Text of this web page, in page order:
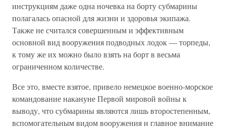
инструкциям даже одна ночевка на борту субмарины
полагалась опасной для жизни и здоровья экипажа.
Также не считался совершенным и эффективным
основной вид вооружения подводных лодок — торпеды,
к тому же их можно было взять на борт в весьма
ограниченном количестве.
Все это, вместе взятое, привело немецкое военно-морское
командование накануне Первой мировой войны к
выводу, что субмарины являются лишь второстепенным,
вспомогательным видом вооружения и главное внимание